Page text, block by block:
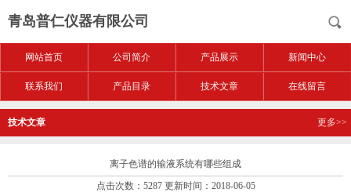
青岛普仁仪器有限公司
网站首页 公司简介 产品展示 新闻中心
联系我们 产品目录 技术文章 在线留言
技术文章 更多>>
离子色谱的输液系统有哪些组成
点击次数：5287 更新时间：2018-06-05